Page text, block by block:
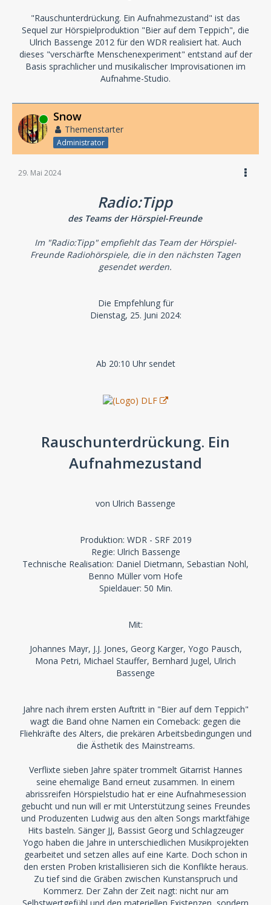
"Rauschunterdrückung. Ein Aufnahmezustand" ist das
Sequel zur Hörspielproduktion "Bier auf dem Teppich", die
Ulrich Bassenge 2012 für den WDR realisiert hat. Auch
dieses "verschärfte Menschenexperiment" entstand auf der
Basis sprachlicher und musikalischer Improvisationen im
Aufnahme-Studio.
Online Snow
Themenstarter
Administrator
29. Mai 2024
Radio:Tipp
des Teams der Hörspiel-Freunde
Im "Radio:Tipp" empfiehlt das Team der Hörspiel-
Freunde Radiohörspiele, die in den nächsten Tagen
gesendet werden.
Die Empfehlung für
Dienstag, 25. Juni 2024:
Ab 20:10 Uhr sendet
Rauschunterdrückung. Ein
Aufnahmezustand
von Ulrich Bassenge
Produktion: WDR - SRF 2019
Regie: Ulrich Bassenge
Technische Realisation: Daniel Dietmann, Sebastian Nohl,
Benno Müller vom Hofe
Spieldauer: 50 Min.
Mit:
Johannes Mayr, J.J. Jones, Georg Karger, Yogo Pausch,
Mona Petri, Michael Stauffer, Bernhard Jugel, Ulrich
Bassenge
Jahre nach ihrem ersten Auftritt in "Bier auf dem Teppich"
wagt die Band ohne Namen ein Comeback: gegen die
Fliehkräfte des Alters, die prekären Arbeitsbedingungen und
die Ästhetik des Mainstreams.
Verflixte sieben Jahre später trommelt Gitarrist Hannes
seine ehemalige Band erneut zusammen. In einem
abrissreifen Hörspielstudio hat er eine Aufnahmesession
gebucht und nun will er mit Unterstützung seines Freundes
und Produzenten Ludwig aus den alten Songs marktfähige
Hits basteln. Sänger JJ, Bassist Georg und Schlagzeuger
Yogo haben die Jahre in unterschiedlichen Musikprojekten
gearbeitet und setzen alles auf eine Karte. Doch schon in
den ersten Proben kristallisieren sich die Konflikte heraus.
Zu tief sind die Gräben zwischen Kunstanspruch und
Kommerz. Der Zahn der Zeit nagt: nicht nur am